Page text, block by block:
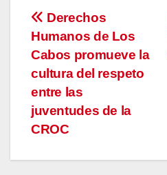
Navegación
de
entradas
Derechos
Humanos de Los
Cabos promueve la
cultura del respeto
entre las
juventudes de la
CROC